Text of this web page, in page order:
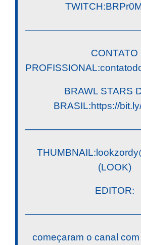
CONTATO
PROFISSIONAL:
BRAWL STARS
BRASIL:https://
THUMBNAIL:
(LOOK)
EDITOR:
começaram o canal